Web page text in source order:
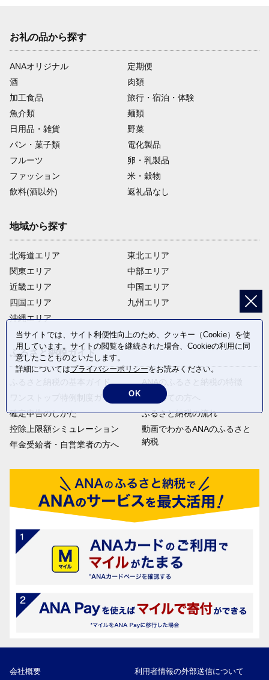
お礼の品から探す
ANAオリジナル
定期便
酒
肉類
加工食品
旅行・宿泊・体験
魚介類
麺類
日用品・雑貨
野菜
パン・菓子類
電化製品
フルーツ
卵・乳製品
ファッション
米・穀物
飲料(酒以外)
返礼品なし
地域から探す
北海道エリア
関東エリア
近畿エリア
四国エリア
沖縄エリア
東北エリア
中部エリア
中国エリア
九州エリア
ふるさと納税ガイド
ふるさと納税の基本ガイド
ワンストップ特例制度ガイド
確定申告のしかた
控除上限額シミュレーション
年金受給者・自営業者の方へ
ANAのふるさと納税の特徴
はじめての方へ
ふるさと納税の流れ
動画でわかるANAのふるさと
納税
会社概要 利用者情報の外部送信について
当サイトでは、サイト利便性向上のため、クッキー（Cookie）を使
用しています。サイトの閲覧を継続された場合、Cookieの利用に同
意したことものといたします。
詳細についてはプライバシーポリシーをお読みください。
OK